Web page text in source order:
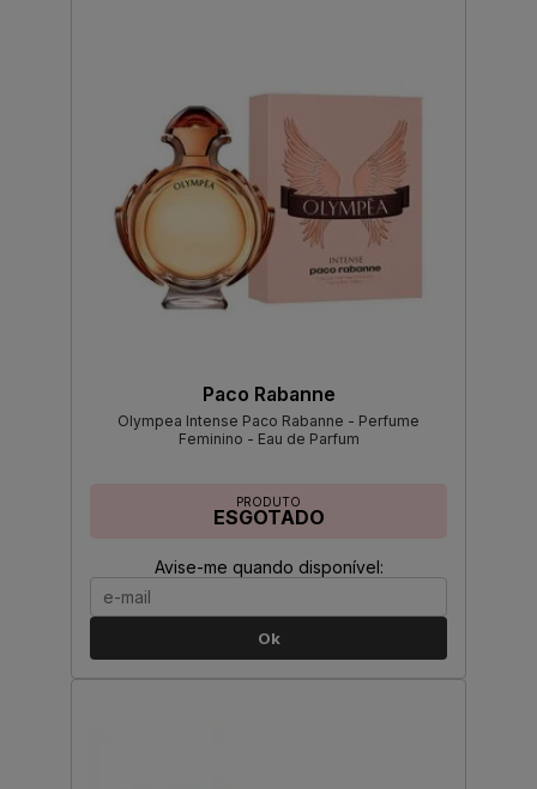
Paco Rabanne
Olympea Intense Paco Rabanne - Perfume
Feminino - Eau de Parfum
PRODUTO
ESGOTADO
Avise-me quando disponível:
Ok